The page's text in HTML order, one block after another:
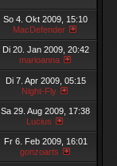
So 4. Okt 2009, 15:10
MacDefender
Di 20. Jan 2009, 20:42
marioanna
Di 7. Apr 2009, 05:15
Night-Fly
Sa 29. Aug 2009, 17:38
Lucius
Fr 6. Feb 2009, 16:01
gonzoarts